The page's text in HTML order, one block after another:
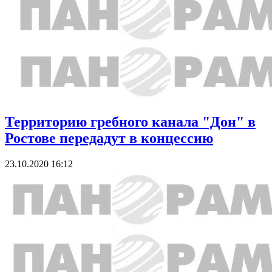
Территорию гребного канала "Дон" в
Ростове передадут в концессию
23.10.2020 16:12